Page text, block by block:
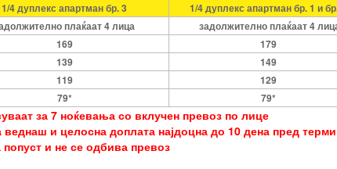
1/4 дуплекс апартман бр. 3
1/4 дуплекс апартман бр. 1 и
плаќаат 4 лица
задолжително плаќаат 4
169
179
139
149
119
129
79* 79*
за 7 ноќевања со вклучен превоз по лице
и целосна доплата најдоцна до 10 дена пред
попуст и не се одбива превоз